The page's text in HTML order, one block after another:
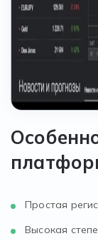
Простая
Высокая